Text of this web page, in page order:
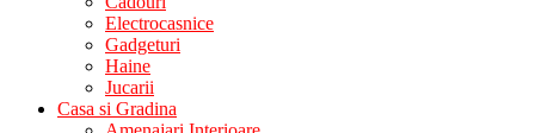
Electrocasnice
Gadgeturi
Haine
Jucarii
Casa si Gradina